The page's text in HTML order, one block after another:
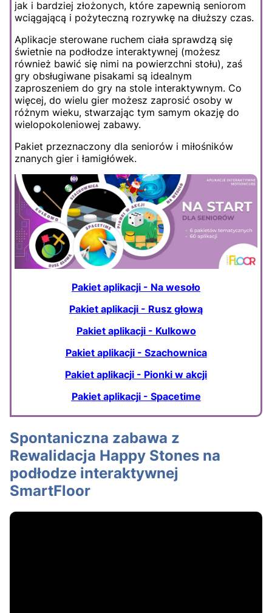
jak i bardziej złożonych, które zapewnią seniorom
wciągającą i pożyteczną rozrywkę na dłuższy czas.
Aplikacje sterowane ruchem ciała sprawdzą się
świetnie na podłodze interaktywnej (możesz
również bawić się nimi na powierzchni stołu), zaś
gry obsługiwane pisakami są idealnym
zaproszeniem do gry na stole interaktywnym. Co
więcej, do wielu gier możesz zaprosić osoby w
różnym wieku, stwarzając tym samym okazję do
wielopokoleniowej zabawy.
Pakiet przeznaczony dla seniorów i miłośników
znanych gier i łamigłówek.
Pakiet aplikacji - Na wesoło
Pakiet aplikacji - Rusz głową
Pakiet aplikacji - Kulkowo
Pakiet aplikacji - Szachownica
Pakiet aplikacji - Pionki w akcji
Pakiet aplikacji - Spacetime
Spontaniczna zabawa z
Rewalidacja Happy Stones na
podłodze interaktywnej
SmartFloor